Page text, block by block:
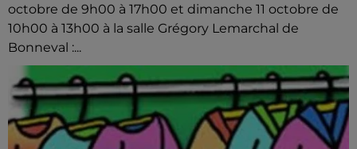
octobre de 9h00 à 17h00 et dimanche 11 octobre de
10h00 à 13h00 à la salle Grégory Lemarchal de
Bonneval :...